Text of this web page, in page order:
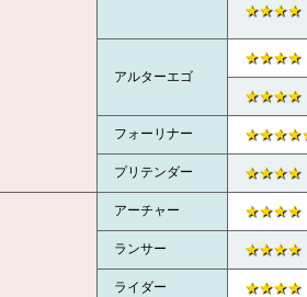
★★★★
アルターエゴ
★★★★
★★★★
フォーリナー
プリテンダー ★★★★
アーチャー ★★★★
ランサー ★★★★
ライダー ★★★★